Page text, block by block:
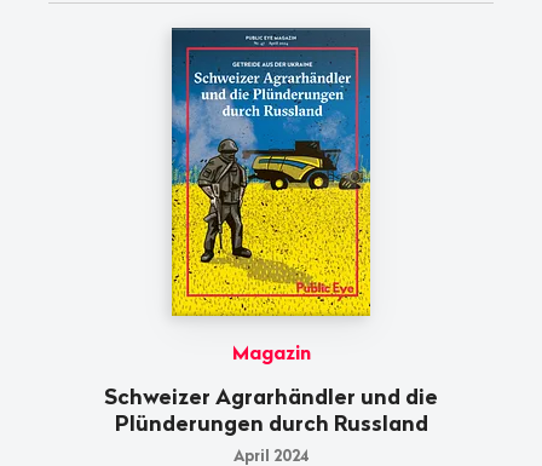
Magazin
Schweizer Agrarhändler und die
Plünderungen durch Russland
April 2024